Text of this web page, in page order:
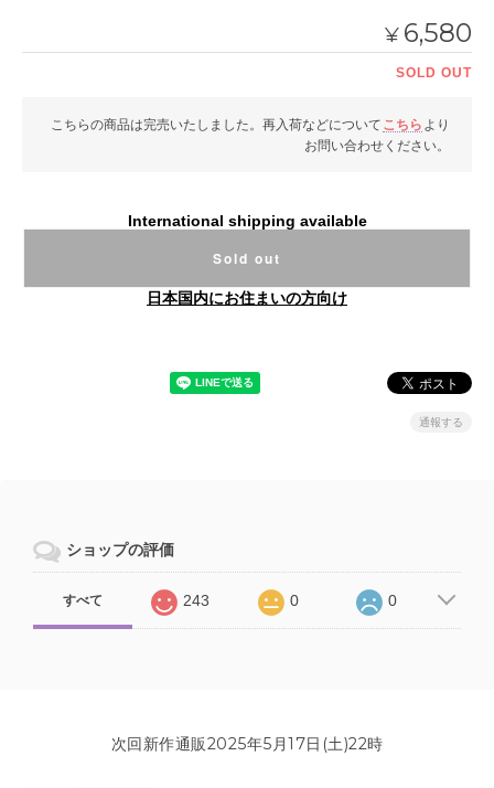
¥ 6,580
SOLD OUT
こちらの商品は完売いたしました。再入荷などについて こちら より
お問い合わせください。
International shipping available
Sold out
日本国内にお住まいの方向け
通報する
ショップの評価
すべて 243 0 0
次回新作通販2025年5月17日(土)22時